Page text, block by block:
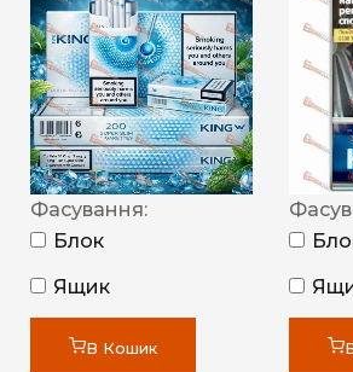
Фасування:
Блок
Ящик
В Кошик